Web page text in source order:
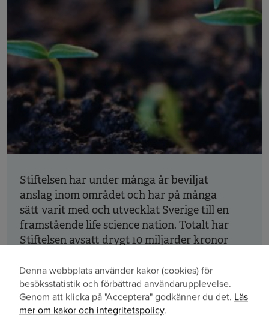
Stiftelsen har under många år beviljat
anslag inom området och har på många
sätt varit med och utvecklat Sverige till en
framstående life science nation. Totalt har
Stiftelsen avsatt drygt 10 miljarder kronor
Läs mer
Användning
av
Denna webbplats använder kakor (cookies) för
besöksstatistik och förbättrad användarupplevelse.
Genom att klicka på "Acceptera" godkänner du det. Läs
mer om kakor och integritetspolicy.